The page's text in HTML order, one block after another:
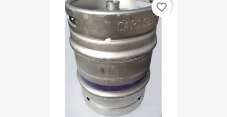
favorite_border